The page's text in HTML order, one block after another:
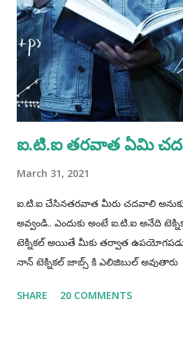
20 Dec 21. Minimum age is 14
trades ti is 18 years according to
Accordingly, candidates born on or
eligible for non- hazardous trades
or before 02 May 2008 are
Procedure for Applying...
ఐ.టి.ఐ తరవాత ఏమి
March 31, 2021
ఐ.టి.ఐ చేసినతరవాత మీరు చదవాలి
అవ్వండి.. ఎందుకు అంటే ఐ.టి.ఐ అనేది
టెక్నికల్ అయితే మీకు తర్వాత
నాన్ టెక్నికల్ జాబ్స్ కి ఎలిజిబుల్
1) మధ్యతరగతి వాళ్ళు : వీళ్ళు ఏదయినా
SHARE 20 COMMENTS